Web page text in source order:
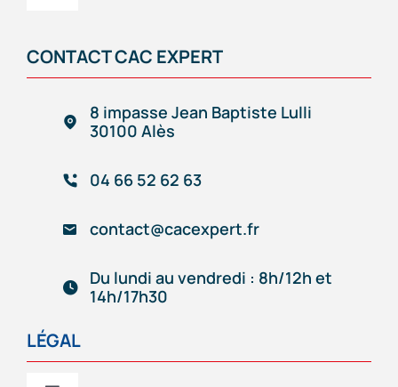
Outils de gestion connectés
Accompagnement d’entrepreneur
CONTACT CAC EXPERT
8 impasse Jean Baptiste Lulli
30100 Alès
04 66 52 62 63
contact@cacexpert.fr
Du lundi au vendredi : 8h/12h et
14h/17h30
LÉGAL